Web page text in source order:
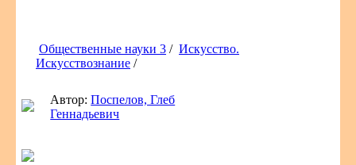
Общественные науки 3 / Искусство.
Искусствознание /
Автор:Поспелов, Глеб
Геннадьевич